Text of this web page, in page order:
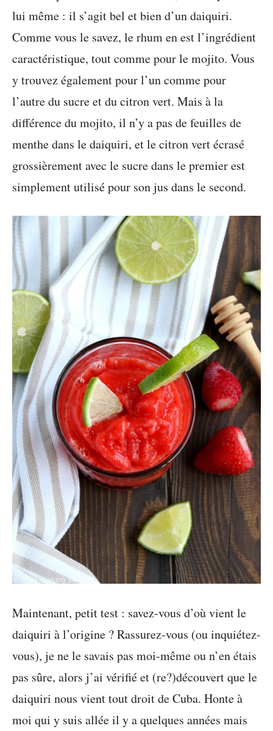
lui même : il s’agit bel et bien d’un daiquiri.
Comme vous le savez, le rhum en est l’ingrédient
caractéristique, tout comme pour le mojito. Vous
y trouvez également pour l’un comme pour
l’autre du sucre et du citron vert. Mais à la
différence du mojito, il n’y a pas de feuilles de
menthe dans le daiquiri, et le citron vert écrasé
grossièrement avec le sucre dans le premier est
simplement utilisé pour son jus dans le second.
Maintenant, petit test : savez-vous d’où vient le
daiquiri à l’origine ? Rassurez-vous (ou inquiétez-
vous), je ne le savais pas moi-même ou n’en étais
pas sûre, alors j’ai vérifié et (re?)découvert que le
daiquiri nous vient tout droit de Cuba. Honte à
moi qui y suis allée il y a quelques années mais